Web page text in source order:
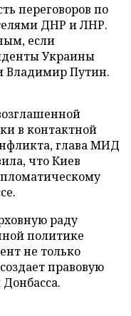
переговоров по
ДНР и ЛНР.
если
Украины
Владимир Путин.
в контактной
глава МИД
что Киев
раду
политике
не только
правовую